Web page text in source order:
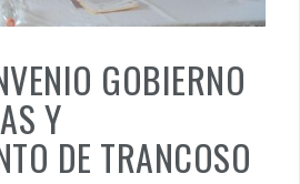
GOBIERNO
Y
DE TRANCOSO